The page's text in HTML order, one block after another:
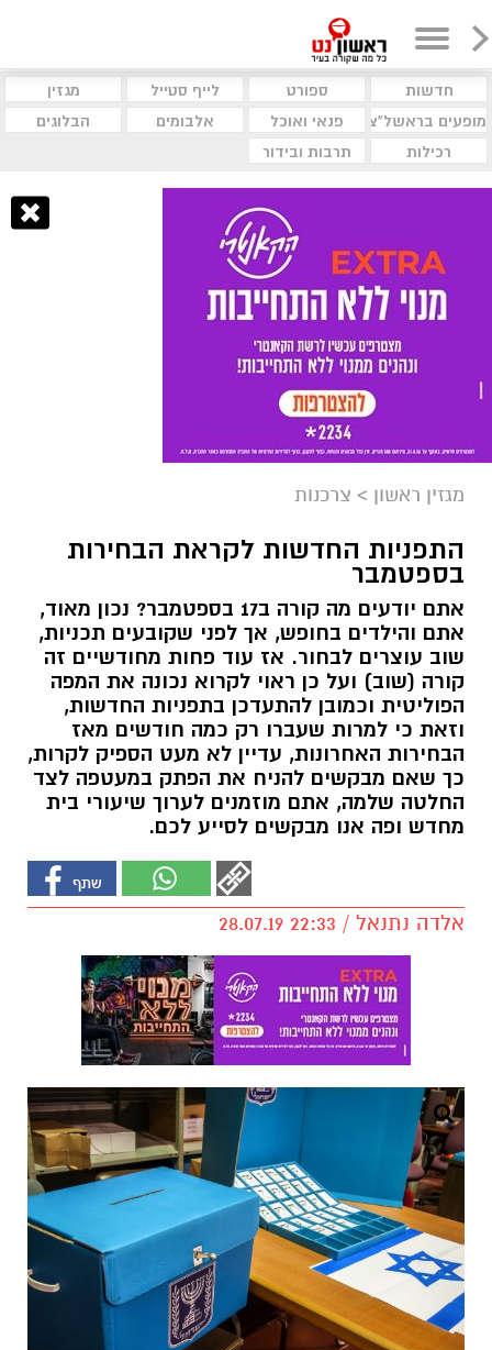
חדשות ספורט לייף סטייל
מגזין
מופעים בראשל"צ
פנאי ואוכל אלבומים
הבלוגים
רכילות
תרבות ובידור
מגזין ראשון > צרכנות
התפניות החדשות לקראת הבחירות
בספטמבר
אתם יודעים מה קורה ב17 בספטמבר? נכון מאוד,
אתם והילדים בחופש, אך לפני שקובעים תכניות,
שוב עוצרים לבחור. אז עוד פחות מחודשיים זה
קורה (שוב) ועל כן ראוי לקרוא נכונה את המפה
הפוליטית וכמובן להתעדכן בתפניות החדשות,
וזאת כי למרות שעברו רק כמה חודשים מאז
הבחירות האחרונות, עדיין לא מעט הספיק לקרות,
כך שאם מבקשים להניח את הפתק במעטפה לצד
החלטה שלמה, אתם מוזמנים לערוך שיעורי בית
מחדש ופה אנו מבקשים לסייע לכם.
אלדה נתנאל / 22:33 28.07.19